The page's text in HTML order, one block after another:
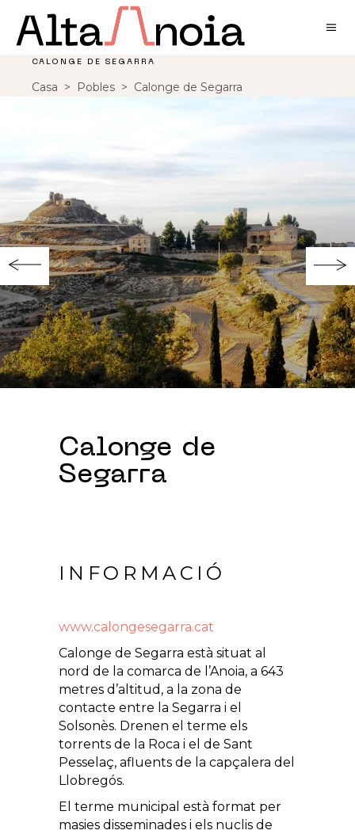
CALONGE DE SEGARRA
Casa > Pobles > Calonge de Segarra
Calonge de
Segarra
INFORMACIÓ
www.calongesegarra.cat
Calonge de Segarra està situat al
nord de la comarca de l’Anoia, a 643
metres d’altitud, a la zona de
contacte entre la Segarra i el
Solsonès. Drenen el terme els
torrents de la Roca i el de Sant
Pesselaç, afluents de la capçalera del
Llobregós.
El terme municipal està format per
masies disseminades i els nuclis de